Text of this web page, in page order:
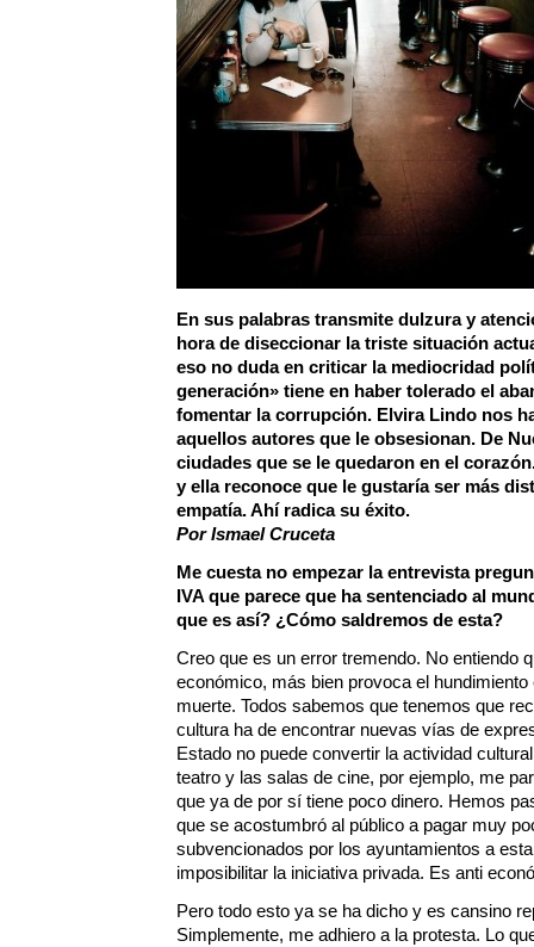
En sus palabras transmite dulzura y
hora de diseccionar la triste situación
eso no duda en criticar la mediocridad
generación» tiene en haber tolerado el
fomentar la corrupción. Elvira Lindo nos
aquellos autores que le obsesionan. De
ciudades que se le quedaron en el
y ella reconoce que le gustaría ser más
empatía. Ahí radica su éxito.
Por Ismael Cruceta
Me cuesta no empezar la entrevista
IVA que parece que ha sentenciado al
que es así? ¿Cómo saldremos de esta?
Creo que es un error tremendo. No entiendo
económico, más bien provoca el
muerte. Todos sabemos que tenemos que
cultura ha de encontrar nuevas vías de
Estado no puede convertir la actividad
teatro y las salas de cine, por ejemplo, me
que ya de por sí tiene poco dinero. Hemos
que se acostumbró al público a pagar muy
subvencionados por los ayuntamientos a
imposibilitar la iniciativa privada. Es anti
Pero todo esto ya se ha dicho y es cansino
Simplemente, me adhiero a la protesta. Lo